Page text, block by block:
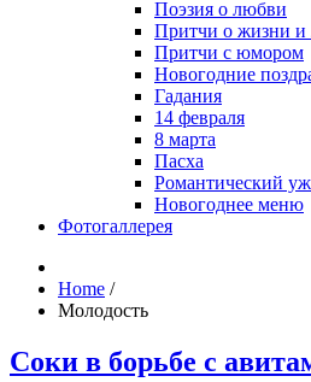
Поэзия о любви
Притчи о жизни и
Притчи с юмором
Новогодние
Гадания
14 февраля
8 марта
Пасха
Романтический
Новогоднее меню
Фотогаллерея
Home /
Молодость
Соки в борьбе с